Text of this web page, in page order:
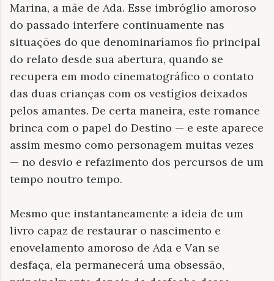
Marina, a mãe de Ada. Esse imbróglio amoroso
do passado interfere continuamente nas
situações do que denominaríamos fio principal
do relato desde sua abertura, quando se
recupera em modo cinematográfico o contato
das duas crianças com os vestígios deixados
pelos amantes. De certa maneira, este romance
brinca com o papel do Destino — e este aparece
assim mesmo como personagem muitas vezes
— no desvio e refazimento dos percursos de um
tempo noutro tempo.
Mesmo que instantaneamente a ideia de um
livro capaz de restaurar o nascimento e
enovelamento amoroso de Ada e Van se
desfaça, ela permanecerá uma obsessão,